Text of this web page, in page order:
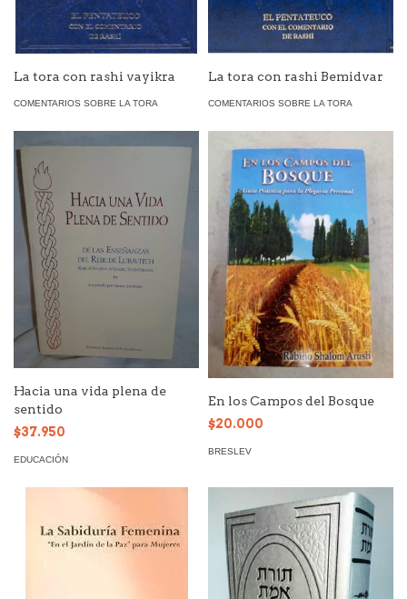
La tora con rashi vayikra
COMENTARIOS SOBRE LA TORA
La tora con rashi Bemidvar
COMENTARIOS SOBRE LA TORA
Hacia una vida plena de
sentido
$37.950
EDUCACIÓN
En los Campos del Bosque
$20.000
BRESLEV